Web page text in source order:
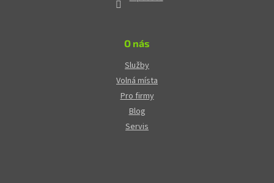
O nás
Služby
Volná místa
Pro firmy
Blog
Servis